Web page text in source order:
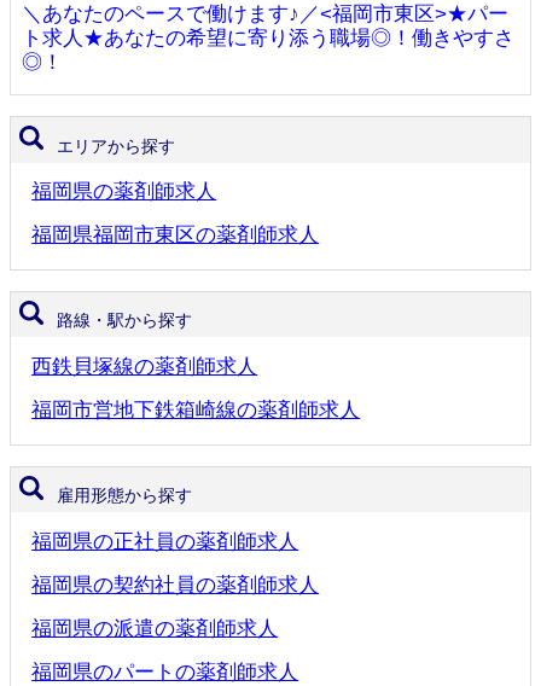
＼あなたのペースで働けます♪／<福岡市東区>★パー
ト求人★あなたの希望に寄り添う職場◎！働きやすさ
◎！
エリアから探す
福岡県の薬剤師求人
福岡県福岡市東区の薬剤師求人
路線・駅から探す
西鉄貝塚線の薬剤師求人
福岡市営地下鉄箱崎線の薬剤師求人
雇用形態から探す
福岡県の正社員の薬剤師求人
福岡県の契約社員の薬剤師求人
福岡県の派遣の薬剤師求人
福岡県のパートの薬剤師求人